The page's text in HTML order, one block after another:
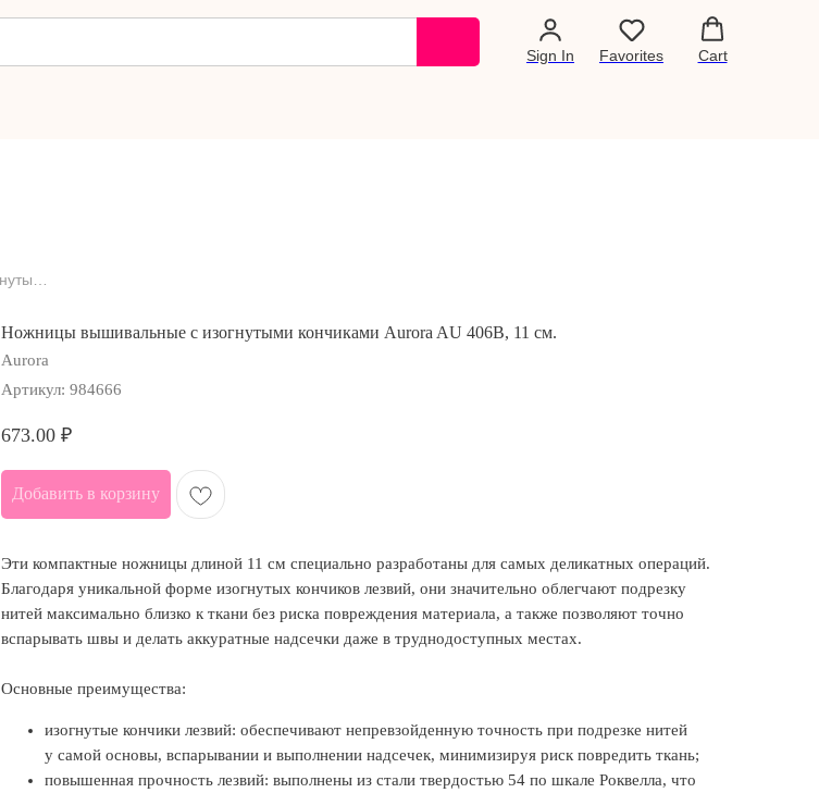
Sign In Favorites Cart
Ножницы вышивальные с изогнутыми кончиками Aurora AU 406В, 11 см.
Aurora
Артикул: 984666
673.00 ₽
Добавить в корзину
Эти компактные ножницы длиной 11 см специально разработаны для самых деликатных операций.
Благодаря уникальной форме изогнутых кончиков лезвий, они значительно облегчают подрезку
нитей максимально близко к ткани без риска повреждения материала, а также позволяют точно
вспарывать швы и делать аккуратные надсечки даже в труднодоступных местах.
Основные преимущества:
изогнутые кончики лезвий: обеспечивают непревзойденную точность при подрезке нитей
у самой основы, вспарывании и выполнении надсечек, минимизируя риск повредить ткань;
повышенная прочность лезвий: выполнены из стали твердостью 54 по шкале Роквелла, что